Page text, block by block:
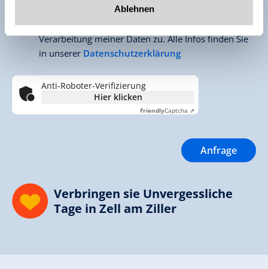
Ablehnen
Ich stimme der Erfassung und elektronischen
Verarbeitung meiner Daten zu. Alle Infos finden Sie
in unserer Datenschutzerklärung
Anti-Roboter-Verifizierung
Hier klicken
FriendlyCaptcha ⇗
Verbringen sie Unvergessliche
Tage in Zell am Ziller